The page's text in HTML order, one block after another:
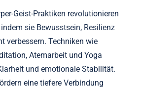
Geist-Praktiken revolutionieren
sie Bewusstsein, Resilienz
verbessern. Techniken wie
Atemarbeit und Yoga
und emotionale Stabilität.
eine tiefere Verbindung